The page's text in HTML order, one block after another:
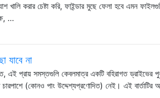
খালি করার চেষ্টা করি, ফাইন্ডার মুছে ফেলা হবে এমন
…
যাবে না
এই প্রায় সমস্তগুলি কেবলমাত্র একটি বহিরাগত ড্রাইভের
(কোনও পাং উদ্দেশ্যপ্রণোদিত) নেই। এই বার্তাটির